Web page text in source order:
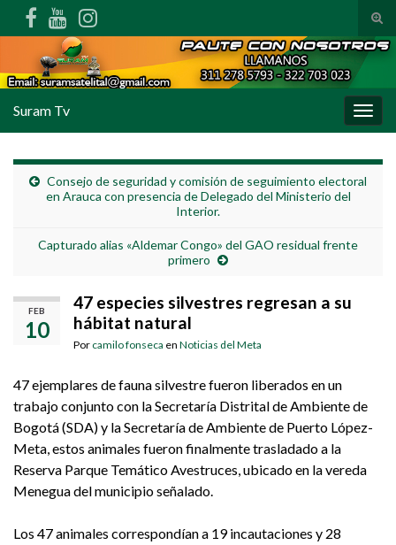
Suram Tv
Consejo de seguridad y comisión de seguimiento electoral
en Arauca con presencia de Delegado del Ministerio del
Interior.
Capturado alias «Aldemar Congo» del GAO residual frente
primero
FEB
10
47 especies silvestres regresan a su
hábitat natural
Por camilo fonseca en Noticias del Meta
47 ejemplares de fauna silvestre fueron liberados en un
trabajo conjunto con la Secretaría Distrital de Ambiente de
Bogotá (SDA) y la Secretaría de Ambiente de Puerto López-
Meta, estos animales fueron finalmente trasladado a la
Reserva Parque Temático Avestruces, ubicado en la vereda
Menegua del municipio señalado.
Los 47 animales correspondían a 19 incautaciones y 28